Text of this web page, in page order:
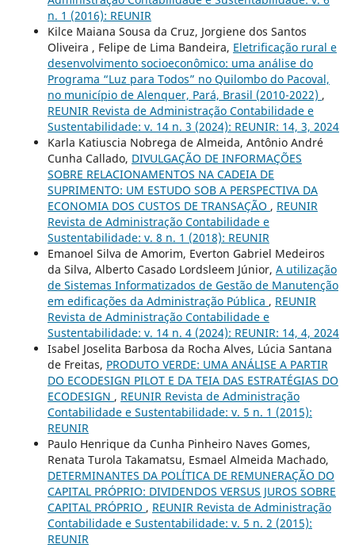
n. 1 (2016): REUNIR
Kilce Maiana Sousa da Cruz, Jorgiene dos Santos
Oliveira , Felipe de Lima Bandeira, Eletrificação rural e
desenvolvimento socioeconômico: uma análise do
Programa “Luz para Todos” no Quilombo do Pacoval,
no município de Alenquer, Pará, Brasil (2010-2022) ,
REUNIR Revista de Administração Contabilidade e
Sustentabilidade: v. 14 n. 3 (2024): REUNIR: 14, 3, 2024
Karla Katiuscia Nobrega de Almeida, Antônio André
Cunha Callado, DIVULGAÇÃO DE INFORMAÇÕES
SOBRE RELACIONAMENTOS NA CADEIA DE
SUPRIMENTO: UM ESTUDO SOB A PERSPECTIVA DA
ECONOMIA DOS CUSTOS DE TRANSAÇÃO , REUNIR
Revista de Administração Contabilidade e
Sustentabilidade: v. 8 n. 1 (2018): REUNIR
Emanoel Silva de Amorim, Everton Gabriel Medeiros
da Silva, Alberto Casado Lordsleem Júnior, A utilização
de Sistemas Informatizados de Gestão de Manutenção
em edificações da Administração Pública , REUNIR
Revista de Administração Contabilidade e
Sustentabilidade: v. 14 n. 4 (2024): REUNIR: 14, 4, 2024
Isabel Joselita Barbosa da Rocha Alves, Lúcia Santana
de Freitas, PRODUTO VERDE: UMA ANÁLISE A PARTIR
DO ECODESIGN PILOT E DA TEIA DAS ESTRATÉGIAS DO
ECODESIGN , REUNIR Revista de Administração
Contabilidade e Sustentabilidade: v. 5 n. 1 (2015):
REUNIR
Paulo Henrique da Cunha Pinheiro Naves Gomes,
Renata Turola Takamatsu, Esmael Almeida Machado,
DETERMINANTES DA POLÍTICA DE REMUNERAÇÃO DO
CAPITAL PRÓPRIO: DIVIDENDOS VERSUS JUROS SOBRE
CAPITAL PRÓPRIO , REUNIR Revista de Administração
Contabilidade e Sustentabilidade: v. 5 n. 2 (2015):
REUNIR